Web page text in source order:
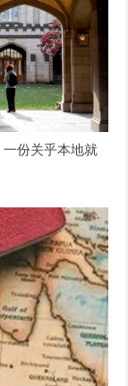
份关乎本地就